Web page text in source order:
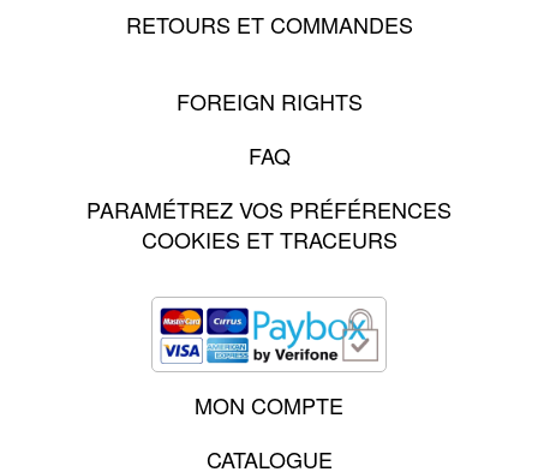
RETOURS ET COMMANDES
FOREIGN RIGHTS
FAQ
PARAMÉTREZ VOS PRÉFÉRENCES
COOKIES ET TRACEURS
MON COMPTE
CATALOGUE